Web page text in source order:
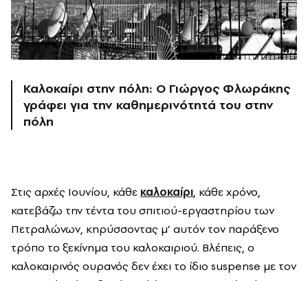
Καλοκαίρι στην πόλη: Ο Γιώργος Φλωράκης
γράφει για την καθημερινότητά του στην
πόλη
Στις αρχές Ιουνίου, κάθε καλοκαίρι, κάθε χρόνο,
κατεβάζω την τέντα του σπιτιού-εργαστηρίου των
Πετραλώνων, κηρύσσοντας μ’ αυτόν τον παράξενο
τρόπο το ξεκίνημα του καλοκαιριού. Βλέπεις, ο
καλοκαιρινός ουρανός δεν έχει το ίδιο suspense με τον